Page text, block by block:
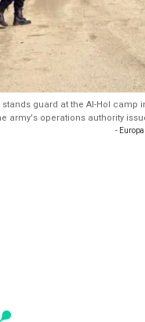
guard at the Al-Hol
army's operations authority
-